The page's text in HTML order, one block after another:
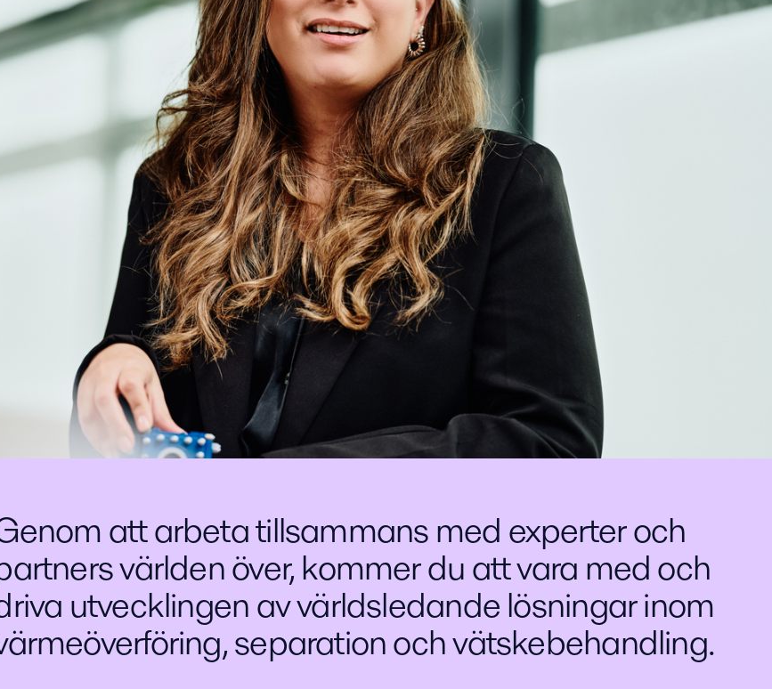
att arbeta tillsammans med experter och
världen över, kommer du att vara med och
utvecklingen av världsledande lösningar inom
separation och vätskebehandling.